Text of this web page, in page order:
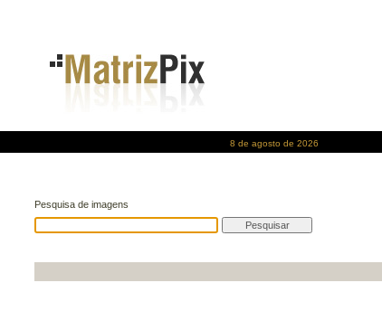
8 de agosto de 2026
Pesquisa de imagens